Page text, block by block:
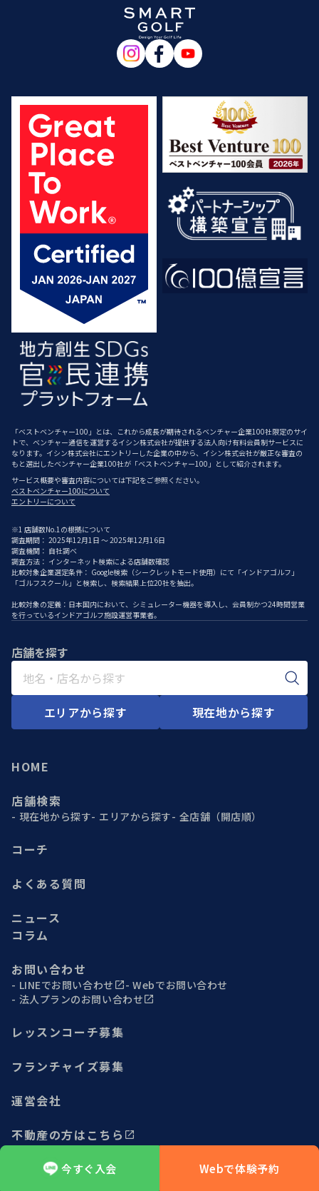
今すぐ入会 Webで体験予約
「ベストベンチャー100」とは、これから成長が期待されるベンチャー企業100社限定のサイ
トで、ベンチャー通信を運営するイシン株式会社が提供する法人向け有料会員制サービスに
なります。イシン株式会社にエントリーした企業の中から、イシン株式会社が厳正な審査の
もと選出したベンチャー企業100社が「ベストベンチャー100」として紹介されます。
サービス概要や審査内容については下記をご参照ください。
ベストベンチャー100について
エントリーについて
※1 店舗数No.1の根拠について
調査期間： 2025年12月1日 ～ 2025年12月16日
調査機関： 自社調べ
調査方法： インターネット検索による店舗数確認
比較対象企業選定条件： Google検索（シークレットモード使用）にて「インドアゴルフ」
「ゴルフスクール」と検索し、検索結果上位20社を抽出。
比較対象の定義：日本国内において、シミュレーター機器を導入し、会員制かつ24時間営業
を行っているインドアゴルフ施設運営事業者。
店舗を探す
エリアから探す 現在地から探す
HOME
店舗検索
現在地から探す エリアから探す 全店舗（開店順）
コーチ
よくある質問
ニュース
コラム
お問い合わせ
LINEでお問い合わせ
Webでお問い合わせ
法人プランのお問い合わせ
レッスンコーチ募集
フランチャイズ募集
運営会社
不動産の方はこちら